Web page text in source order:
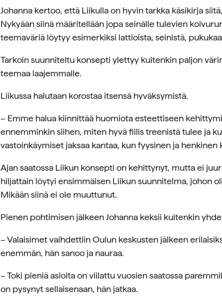
Johanna kertoo, että Liikulla on hyvin tarkka käsikirja
Nykyään siinä määritellään jopa seinälle tulevien
teemaväriä löytyy esimerkiksi lattioista, seinistä,
Tarkoin suunniteltu konsepti ylettyy kuitenkin paljon
teemaa laajemmalle.
Liikussa halutaan korostaa itsensä hyväksymistä.
– Emme halua kiinnittää huomiota esteettiseen
ennemminkin siihen, miten hyvä fiilis treenistä tulee ja
vastoinkäymiset jaksaa kantaa, kun fyysinen ja henkinen
Ajan saatossa Liikun konsepti on kehittynyt, mutta ei
hiljattain löytyi ensimmäisen Liikun suunnitelma, johon
Mikään siinä ei ole muuttunut.
Pienen pohtimisen jälkeen Johanna keksii kuitenkin
– Valaisimet vaihdettiin Oulun keskusten jälkeen
enemmän, hän sanoo ja nauraa.
– Toki pieniä asioita on viilattu vuosien saatossa
on pysynyt sellaisenaan, hän jatkaa.